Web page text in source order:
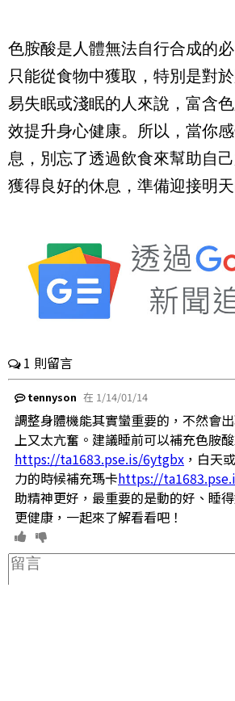
色胺酸是人體無法自行合成的
只能從食物中獲取，特別是對
易失眠或淺眠的人來說，富含
效提升身心健康。所以，當你
息，別忘了透過飲食來幫助自
獲得良好的休息，準備迎接明天